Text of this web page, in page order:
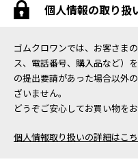
個人情報の取り扱
ゴムクロワンでは、お客さま
ス、電話番号、購入品など）
の提出要請があった場合以外
ざいません。
どうぞご安心してお買い物を
個人情報取り扱いの詳細はこ